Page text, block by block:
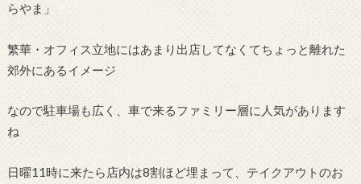
らやま」
繁華・オフィス立地にはあまり出店してなくてちょっと離れた
郊外にあるイメージ
なので駐車場も広く、車で来るファミリー層に人気があります
ね
日曜11時に来たら店内は8割ほど埋まって、テイクアウトのお